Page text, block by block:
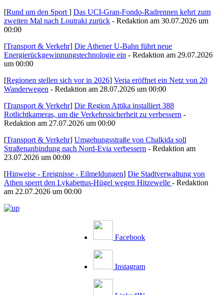
[Rund um den Sport ] Das UCI-Gran-Fondo-Radrennen kehrt zum
zweiten Mal nach Loutraki zurück - Redaktion am 30.07.2026 um
00:00
[Transport & Verkehr] Die Athener U-Bahn führt neue
Energierückgewinnungstechnologie ein - Redaktion am 29.07.2026
um 00:00
[Regionen stellen sich vor in 2026] Veria eröffnet ein Netz von 20
Wanderwegen - Redaktion am 28.07.2026 um 00:00
[Transport & Verkehr] Die Region Attika installiert 388
Rotlichtkameras, um die Verkehrssicherheit zu verbessern -
Redaktion am 27.07.2026 um 00:00
[Transport & Verkehr] Umgehungsstraße von Chalkida soll
Straßenanbindung nach Nord-Evia verbessern - Redaktion am
23.07.2026 um 00:00
[Hinweise - Ereignisse - Eilmeldungen] Die Stadtverwaltung von
Athen sperrt den Lykabettus-Hügel wegen Hitzewelle - Redaktion
am 22.07.2026 um 00:00
Facebook
Instagram